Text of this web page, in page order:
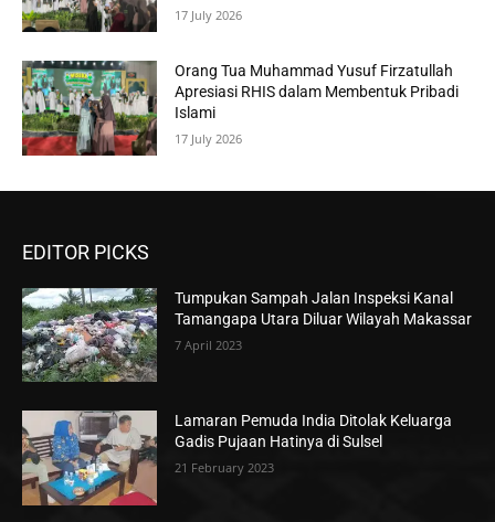
17 July 2026
Orang Tua Muhammad Yusuf Firzatullah
Apresiasi RHIS dalam Membentuk Pribadi
Islami
17 July 2026
EDITOR PICKS
Tumpukan Sampah Jalan Inspeksi Kanal
Tamangapa Utara Diluar Wilayah Makassar
7 April 2023
Lamaran Pemuda India Ditolak Keluarga
Gadis Pujaan Hatinya di Sulsel
21 February 2023